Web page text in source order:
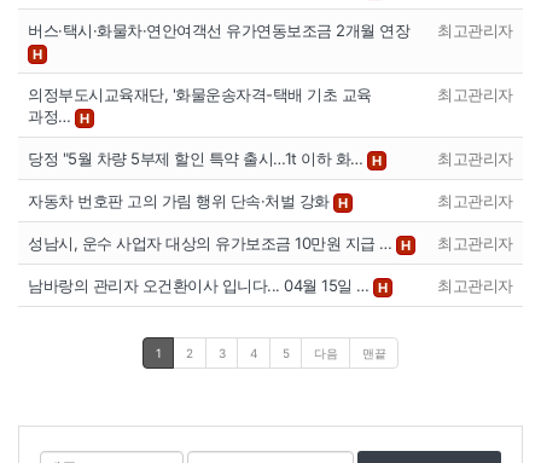
버스·택시·화물차·연안여객선 유가연동보조금 2개월 연장
H
최고관리자
의정부도시교육재단, '화물운송자격-택배 기초 교육
과정… H
최고관리자
당정 "5월 차량 5부제 할인 특약 출시…1t 이하 화… H 최고관리자
자동차 번호판 고의 가림 행위 단속·처벌 강화 H 최고관리자
성남시, 운수 사업자 대상의 유가보조금 10만원 지급 … H 최고관리자
남바랑의 관리자 오건환이사 입니다... 04월 15일 … H 최고관리자
1 2 3 4 5 다음 맨끝
게검 검